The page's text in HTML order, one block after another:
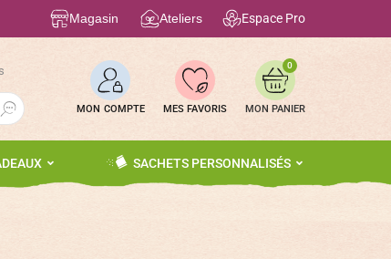
Magasin Ateliers Espace Pro
Button
MON COMPTE MES FAVORIS
0
SACHETS PERSONNALISÉS